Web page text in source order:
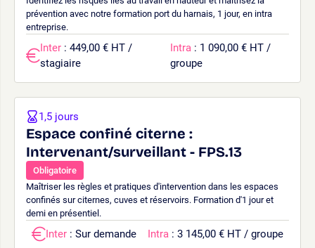
prévention avec notre formation port du harnais, 1 jour, en intra
entreprise.
Inter : 449,00 € HT /
stagiaire
Intra : 1 090,00 € HT /
groupe
Espace confiné citerne :
Intervenant/surveillant - FPS.13
Obligatoire
Maîtriser les règles et pratiques d'intervention dans les espaces
confinés sur citernes, cuves et réservoirs. Formation d'1 jour et
demi en présentiel.
1,5 jours
Inter : Sur demande Intra : 3 145,00 € HT / groupe